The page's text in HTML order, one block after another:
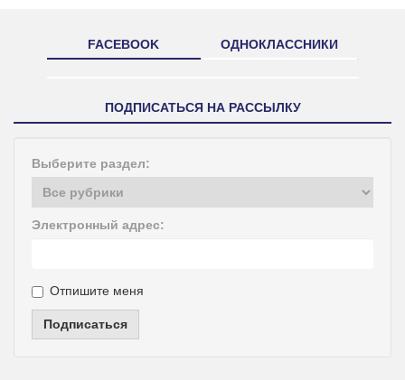
FACEBOOK ОДНОКЛАССНИКИ
ПОДПИСАТЬСЯ НА РАССЫЛКУ
Выберите раздел:
Электронный адрес:
Отпишите меня
Подписаться